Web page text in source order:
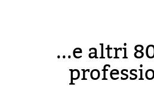
...e altri